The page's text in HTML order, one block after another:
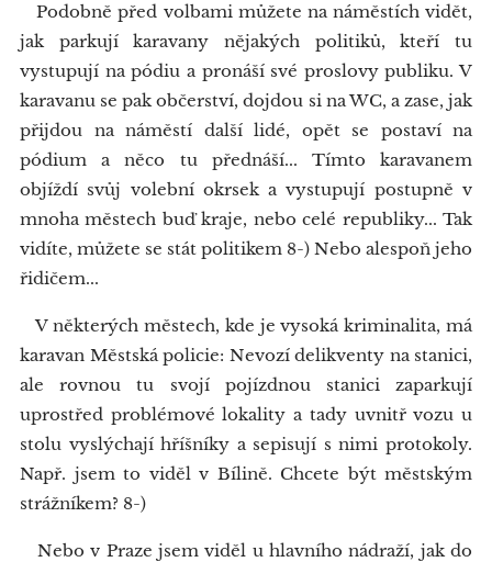
Podobně před volbami můžete na náměstích vidět,
jak parkují karavany nějakých politiků, kteří tu
vystupují na pódiu a pronáší své proslovy publiku. V
karavanu se pak občerství, dojdou si na WC, a zase, jak
přijdou na náměstí další lidé, opět se postaví na
pódium a něco tu přednáší... Tímto karavanem
objíždí svůj volební okrsek a vystupují postupně v
mnoha městech buď kraje, nebo celé republiky... Tak
vidíte, můžete se stát politikem 8-) Nebo alespoň jeho
řidičem...
V některých městech, kde je vysoká kriminalita, má
karavan Městská policie: Nevozí delikventy na stanici,
ale rovnou tu svojí pojízdnou stanici zaparkují
uprostřed problémové lokality a tady uvnitř vozu u
stolu vyslýchají hříšníky a sepisují s nimi protokoly.
Např. jsem to viděl v Bílině. Chcete být městským
strážníkem? 8-)
Nebo v Praze jsem viděl u hlavního nádraží, jak do